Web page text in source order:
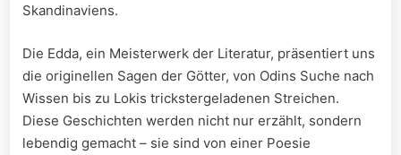
Skandinaviens.
Die Edda, ein Meisterwerk der Literatur, präsentiert uns
die originellen Sagen der Götter, von Odins Suche nach
Wissen bis zu Lokis trickstergeladenen Streichen.
Diese Geschichten werden nicht nur erzählt, sondern
lebendig gemacht – sie sind von einer Poesie